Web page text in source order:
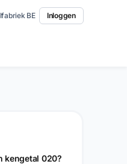
BE Inloggen
kengetal 020?